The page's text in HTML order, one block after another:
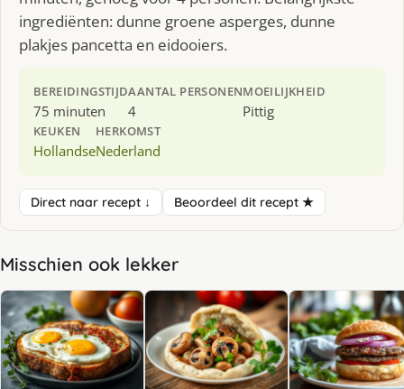
ingrediënten: dunne groene asperges, dunne
plakjes pancetta en eidooiers.
BEREIDINGSTIJD
75 minuten
AANTAL PERSONEN
4
MOEILIJKHEID
Pittig
KEUKEN
Hollandse
HERKOMST
Nederland
Direct naar recept ↓ Beoordeel dit recept ★
Misschien ook lekker